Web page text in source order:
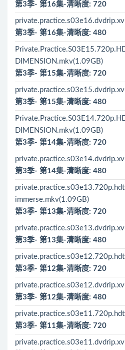
第3季- 第16集-清晰度: 720
第3季- 第16集-清晰度: 480
DIMENSION.mkv(1.09GB)
第3季- 第15集-清晰度: 720
第3季- 第15集-清晰度: 480
DIMENSION.mkv(1.09GB)
第3季- 第14集-清晰度: 720
第3季- 第14集-清晰度: 480
immerse.mkv(1.09GB)
第3季- 第13集-清晰度: 720
第3季- 第13集-清晰度: 480
第3季- 第12集-清晰度: 720
第3季- 第12集-清晰度: 480
第3季- 第11集-清晰度: 720